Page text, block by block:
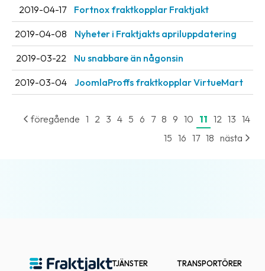
Integritet
Förbjudet
och
farligt
innehåll
2019-04-17 Fortnox fraktkopplar Fraktjakt
2019-04-08 Nyheter i Fraktjakts apriluppdatering
2019-03-22 Nu snabbare än någonsin
2019-03-04 JoomlaProffs fraktkopplar VirtueMart
föregående 1 2 3 4 5 6 7 8 9 10 11 12 13 14
15 16 17 18 nästa
TJÄNSTER
TRANSPORTÖRER